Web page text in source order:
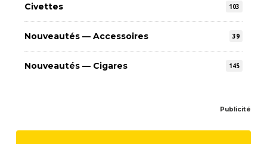
Civettes 103
Nouveautés — Accessoires 39
Nouveautés — Cigares 145
Publicité